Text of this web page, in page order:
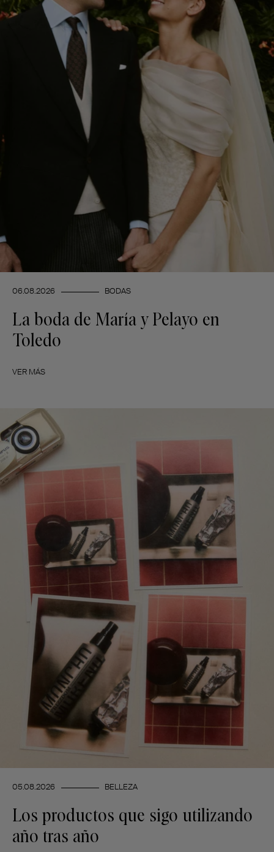
06.08.2026 BODAS
La boda de María y Pelayo en
Toledo
VER MÁS
05.08.2026 BELLEZA
Los productos que sigo utilizando
año tras año